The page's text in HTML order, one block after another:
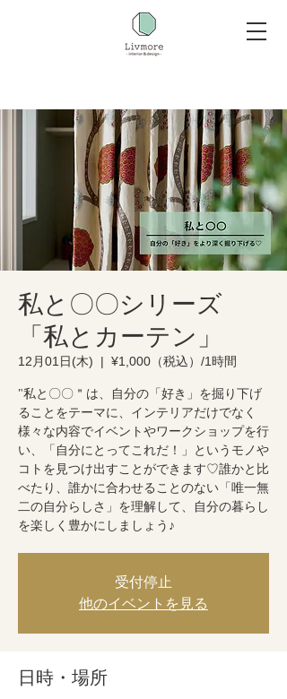
私と〇〇シリーズ
「私とカーテン」
12月01日(木)
  |
¥1,000（税込）/1時間
"私と〇〇＂は、自分の「好き」を掘り下げ
ることをテーマに、インテリアだけでなく
様々な内容でイベントやワークショップを行
い、「自分にとってこれだ！」というモノや
コトを見つけ出すことができます♡誰かと比
べたり、誰かに合わせることのない「唯一無
二の自分らしさ」を理解して、自分の暮らし
を楽しく豊かにしましょう♪
受付停止
他のイベントを見る
日時・場所